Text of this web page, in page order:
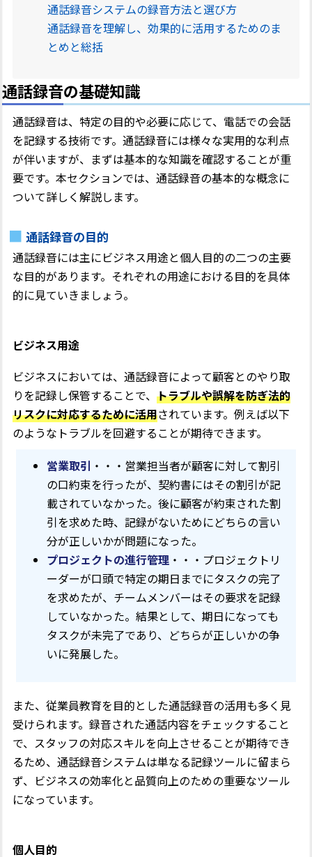
通話録音システムの録音方法と選び方
通話録音を理解し、効果的に活用するためのま
とめと総括
通話録音の基礎知識
通話録音は、特定の目的や必要に応じて、電話での会話
を記録する技術です。通話録音には様々な実用的な利点
が伴いますが、まずは基本的な知識を確認することが重
要です。本セクションでは、通話録音の基本的な概念に
ついて詳しく解説します。
通話録音の目的
通話録音には主にビジネス用途と個人目的の二つの主要
な目的があります。それぞれの用途における目的を具体
的に見ていきましょう。
ビジネス用途
ビジネスにおいては、通話録音によって顧客とのやり取
りを記録し保管することで、 トラブルや誤解を防ぎ法的
リスクに対応するために活用されています。例えば以下
のようなトラブルを回避することが期待できます。
営業取引 ・・・営業担当者が顧客に対して割引
の口約束を行ったが、契約書にはその割引が記
載されていなかった。後に顧客が約束された割
引を求めた時、記録がないためにどちらの言い
分が正しいかが問題になった。
プロジェクトの進行管理・・・プロジェクトリ
ーダーが口頭で特定の期日までにタスクの完了
を求めたが、チームメンバーはその要求を記録
していなかった。結果として、期日になっても
タスクが未完了であり、どちらが正しいかの争
いに発展した。
また、従業員教育を目的とした通話録音の活用も多く見
受けられます。録音された通話内容をチェックすること
で、スタッフの対応スキルを向上させることが期待でき
るため、通話録音システムは単なる記録ツールに留まら
ず、ビジネスの効率化と品質向上のための重要なツール
になっています。
個人目的